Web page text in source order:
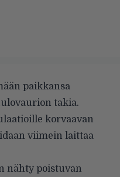
paikkansa
takia.
korvaavan
viimein laittaa
nähty poistuvan